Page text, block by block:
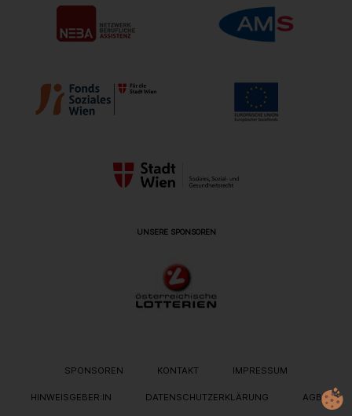
UNSERE SPONSOREN
METANAVIGATION
SPONSOREN KONTAKT IMPRESSUM
HINWEISGEBER:IN DATENSCHUTZERKLÄRUNG AGB